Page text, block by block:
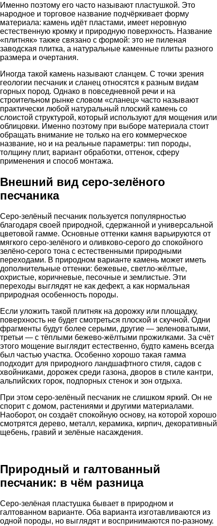
Именно поэтому его часто называют пластушкой. Это
народное и торговое название подчёркивает форму
материала: камень идёт пластами, имеет неровную
естественную кромку и природную поверхность. Название
«плитняк» также связано с формой: это не пиленая
заводская плитка, а натуральные каменные плиты разного
размера и очертания.
Иногда такой камень называют сланцем. С точки зрения
геологии песчаник и сланец относятся к разным видам
горных пород. Однако в повседневной речи и на
строительном рынке словом «сланец» часто называют
практически любой натуральный плоский камень со
слоистой структурой, который используют для мощения или
облицовки. Именно поэтому при выборе материала стоит
обращать внимание не только на его коммерческое
название, но и на реальные параметры: тип породы,
толщину плит, вариант обработки, оттенок, сферу
применения и способ монтажа.
Внешний вид серо-зелёного
песчаника
Серо-зелёный песчаник пользуется популярностью
благодаря своей природной, сдержанной и универсальной
цветовой гамме. Основные оттенки камня варьируются от
мягкого серо-зелёного и оливково-серого до спокойного
зелёно-серого тона с естественными природными
переходами. В природном варианте камень может иметь
дополнительные оттенки: бежевые, светло-жёлтые,
охристые, коричневые, песочные и землистые. Эти
переходы выглядят не как дефект, а как нормальная
природная особенность породы.
Если уложить такой плитняк на дорожку или площадку,
поверхность не будет смотреться плоской и скучной. Одни
фрагменты будут более серыми, другие — зеленоватыми,
третьи — с тёплыми бежево-жёлтыми прожилками. За счёт
этого мощение выглядит естественно, будто камень всегда
был частью участка. Особенно хорошо такая гамма
подходит для природного ландшафтного стиля, садов с
хвойниками, дорожек среди газона, дворов в стиле кантри,
альпийских горок, подпорных стенок и зон отдыха.
При этом серо-зелёный песчаник не слишком яркий. Он не
спорит с домом, растениями и другими материалами.
Наоборот, он создаёт спокойную основу, на которой хорошо
смотрятся дерево, металл, керамика, кирпич, декоративный
щебень, гравий и зелёные насаждения.
Природный и галтованный
песчаник: в чём разница
Серо-зелёная пластушка бывает в природном и
галтованном варианте. Оба варианта изготавливаются из
одной породы, но выглядят и воспринимаются по-разному.